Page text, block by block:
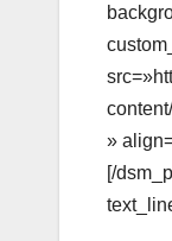
»
[/